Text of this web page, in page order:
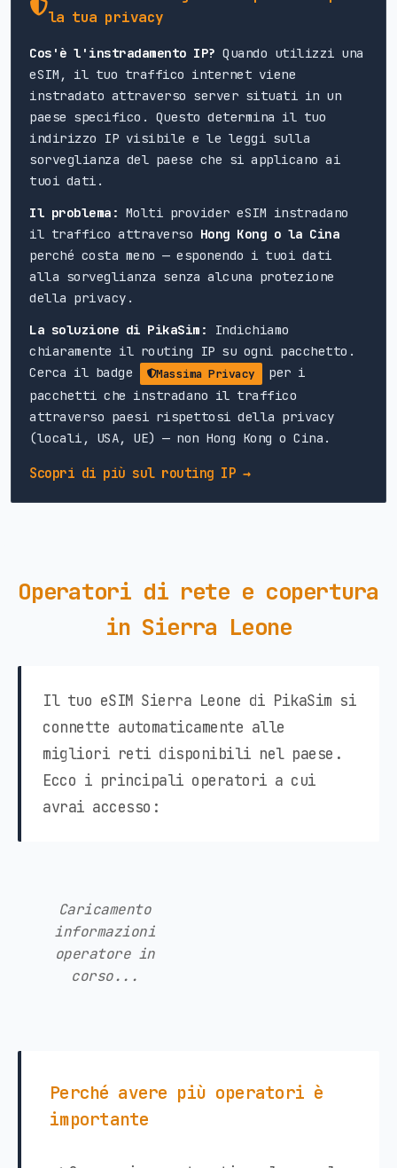
la tua privacy
Cos'è l'instradamento IP? Quando utilizzi una
eSIM, il tuo traffico internet viene
instradato attraverso server situati in un
paese specifico. Questo determina il tuo
indirizzo IP visibile e le leggi sulla
sorveglianza del paese che si applicano ai
tuoi dati.
Il problema: Molti provider eSIM instradano
il traffico attraverso Hong Kong o la Cina
perché costa meno — esponendo i tuoi dati
alla sorveglianza senza alcuna protezione
della privacy.
La soluzione di PikaSim:
Indichiamo
chiaramente il routing IP su ogni pacchetto.
Cerca il badge
Massima Privacy
per i
pacchetti che instradano il traffico
attraverso paesi rispettosi della privacy
(locali, USA, UE) — non Hong Kong o Cina.
Scopri di più sul routing IP →
Operatori di rete e copertura
in Sierra Leone
Il tuo eSIM Sierra Leone di PikaSim si
connette automaticamente alle
migliori reti disponibili nel paese.
Ecco i principali operatori a cui
avrai accesso:
Caricamento
informazioni
operatore in
corso...
Perché avere più operatori è
importante